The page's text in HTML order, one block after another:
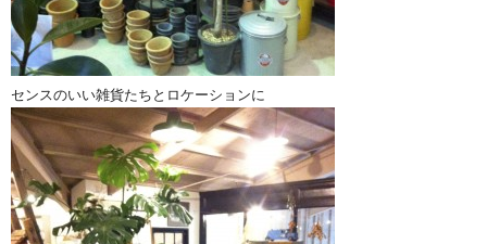
センスのいい雑貨たちとロケーションに